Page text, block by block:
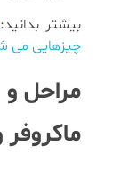
بیشتر بدانید:
چیزهایی می
مراحل و